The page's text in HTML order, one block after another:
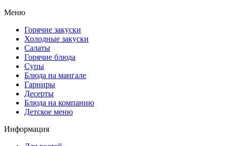
Меню
Горячие закуски
Холодные закуски
Салаты
Горячие блюда
Супы
Блюда на мангале
Гарниры
Десерты
Блюда на компанию
Детское меню
Информация